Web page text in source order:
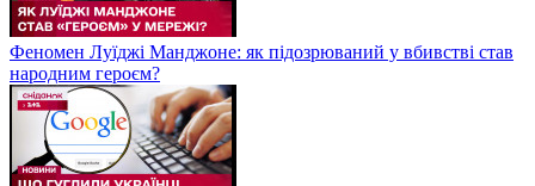
Феномен Луїджі Манджоне: як підозрюваний у вбивстві став
народним героєм?